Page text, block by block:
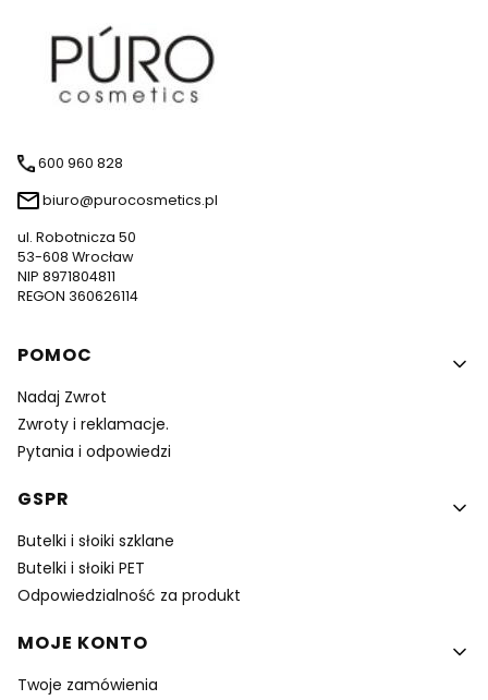
600 960 828
biuro@purocosmetics.pl
ul. Robotnicza 50
53-608 Wrocław
NIP 8971804811
REGON 360626114
Linki w stopce
POMOC
Nadaj Zwrot
Zwroty i reklamacje.
Pytania i odpowiedzi
GSPR
Butelki i słoiki szklane
Butelki i słoiki PET
Odpowiedzialność za produkt
MOJE KONTO
Twoje zamówienia